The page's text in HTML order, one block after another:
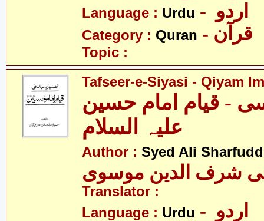
Language : Urdu
Category : Quran - قرآن
Topic :
Tafseer-e-Siyasi - Qiyam
- قیام امام حسین
علیہ السلام
Author : Syed Ali
شرف الدین موسوی
Translator :
Language : Urdu